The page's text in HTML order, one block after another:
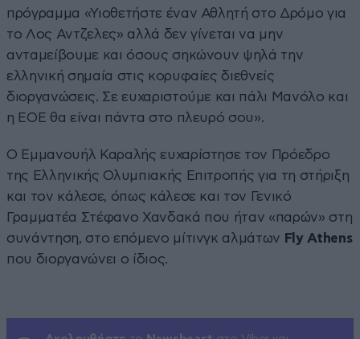
πρόγραμμα «Υιοθετήστε έναν Αθλητή στο Δρόμο για
το Λος Αντζελες» αλλά δεν γίνεται να μην
ανταμείβουμε και όσους σηκώνουν ψηλά την
ελληνική σημαία στις κορυφαίες διεθνείς
διοργανώσεις. Σε ευχαριστούμε και πάλι Μανόλο και
η ΕΟΕ θα είναι πάντα στο πλευρό σου».
Ο Εμμανουήλ Καραλής ευχαρίστησε τον Πρόεδρο
της Ελληνικής Ολυμπιακής Επιτροπής για τη στήριξη
και τον κάλεσε, όπως κάλεσε και τον Γενικό
Γραμματέα Στέφανο Χανδακά που ήταν «παρών» στη
συνάντηση, στο επόμενο μίτινγκ αλμάτων Fly Athens
που διοργανώνει ο ίδιος.